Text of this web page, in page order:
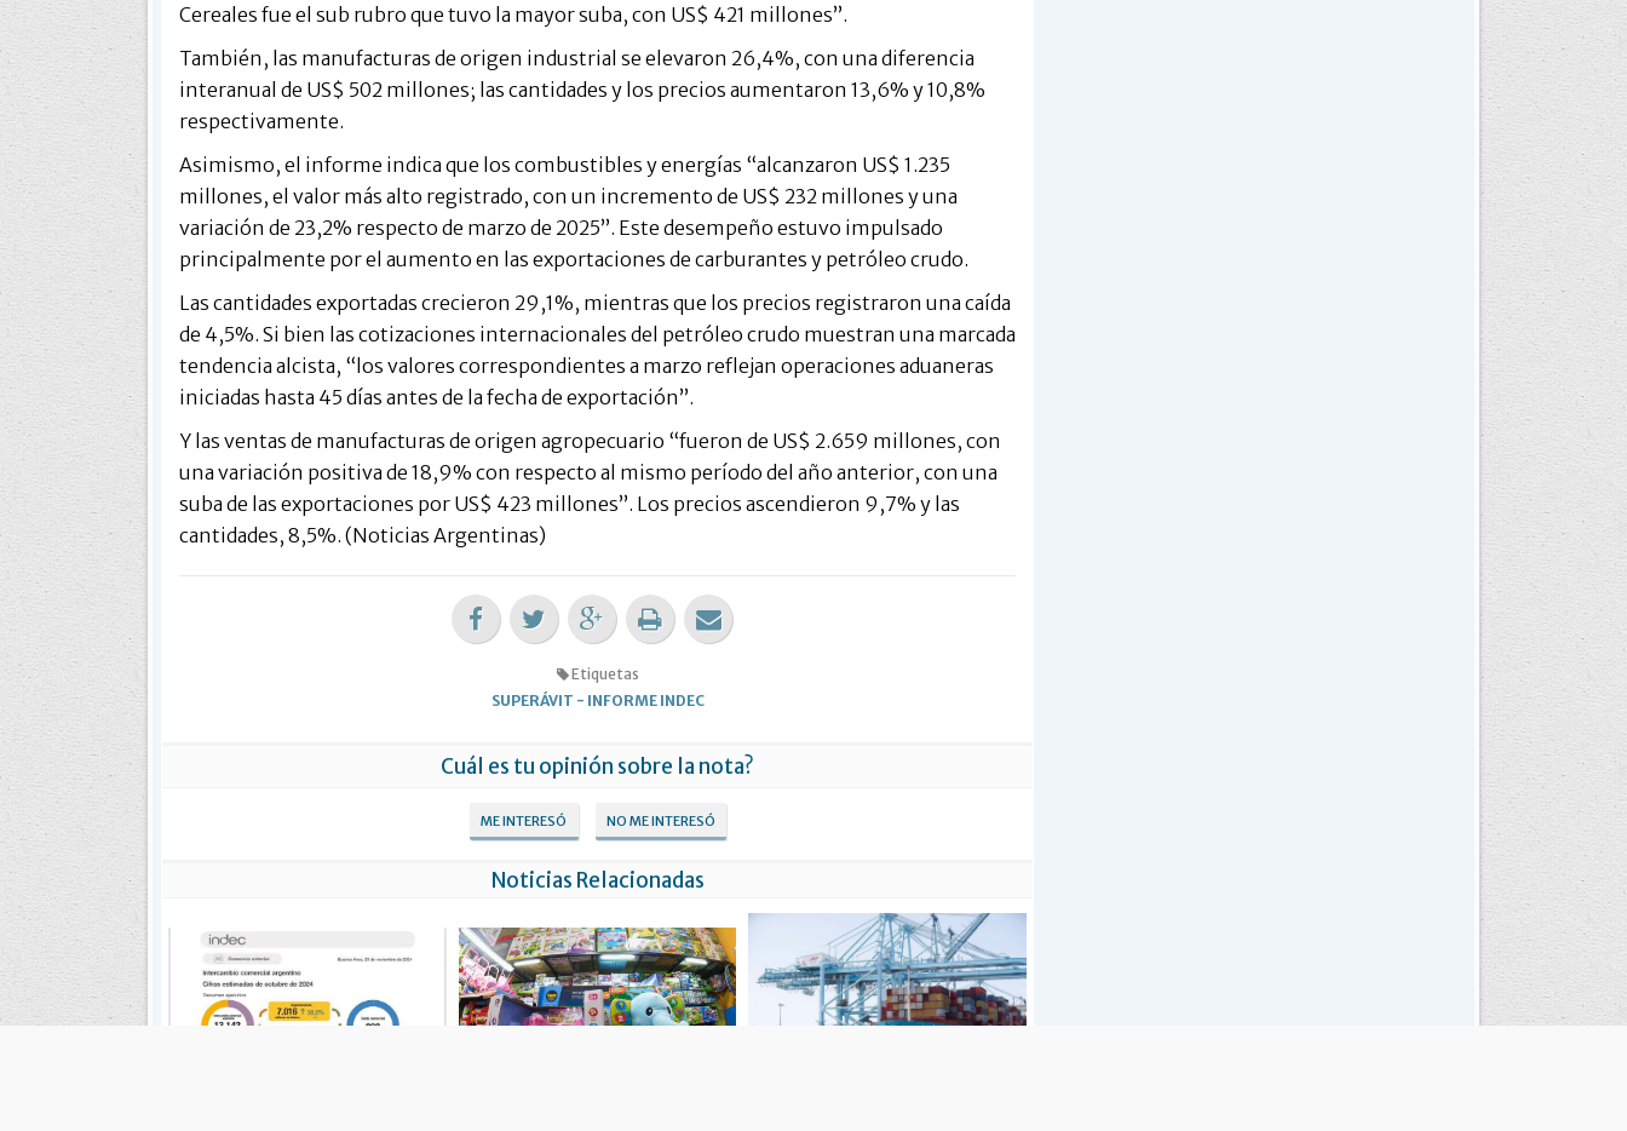
Cereales fue el sub rubro que tuvo la mayor suba, con US$ 421 millones”.
También, las manufacturas de origen industrial se elevaron 26,4%, con una diferencia
interanual de US$ 502 millones; las cantidades y los precios aumentaron 13,6% y 10,8%
respectivamente.
Asimismo, el informe indica que los combustibles y energías “alcanzaron US$ 1.235
millones, el valor más alto registrado, con un incremento de US$ 232 millones y una
variación de 23,2% respecto de marzo de 2025”. Este desempeño estuvo impulsado
principalmente por el aumento en las exportaciones de carburantes y petróleo crudo.
Las cantidades exportadas crecieron 29,1%, mientras que los precios registraron una caída
de 4,5%. Si bien las cotizaciones internacionales del petróleo crudo muestran una marcada
tendencia alcista, “los valores correspondientes a marzo reflejan operaciones aduaneras
iniciadas hasta 45 días antes de la fecha de exportación”.
Y las ventas de manufacturas de origen agropecuario “fueron de US$ 2.659 millones, con
una variación positiva de 18,9% con respecto al mismo período del año anterior, con una
suba de las exportaciones por US$ 423 millones”. Los precios ascendieron 9,7% y las
cantidades, 8,5%. (Noticias Argentinas)
Etiquetas
SUPERÁVIT - INFORME INDEC
Cuál es tu opinión sobre la nota?
ME INTERESÓ NO ME INTERESÓ
Noticias Relacionadas